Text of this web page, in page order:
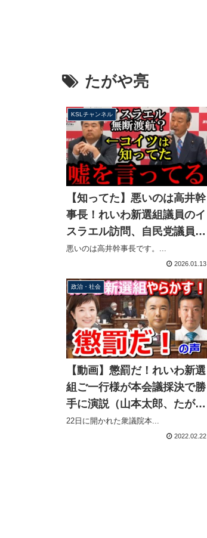
たがや亮
KSLチャンネル
【知ってた】悪いのは高井幹
事長！れいわ新選組議員のイ
スラエル訪問、自民党議員が
幹事長に打診→たがや議員へ
悪いのは高井幹事長です。...
2026.01.13
政治・社会
【動画】懲罰だ！れいわ新選
組ご一行様が本会議採決で勝
手に演説（山本太郎、たがや
亮、大石あきこ）
22日に開かれた衆議院本...
2022.02.22